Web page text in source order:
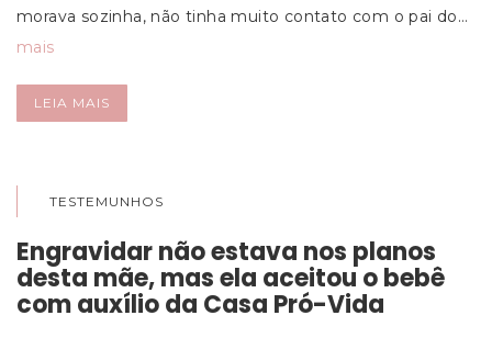
morava sozinha, não tinha muito contato com o pai do…
mais
LEIA MAIS
TESTEMUNHOS
Engravidar não estava nos planos
desta mãe, mas ela aceitou o bebê
com auxílio da Casa Pró-Vida